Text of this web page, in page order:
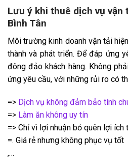
Lưu ý khi thuê dịch vụ vận
Bình Tân
Môi trường kinh doanh vận tải
thành và phát triển. Để đáp ứng
đông đảo khách hàng. Không
ứng yêu cầu, với những rủi ro có
=> Dịch vụ không đảm bảo tính
=> Làm ăn không uy tín
=> Chỉ vì lợi nhuận bỏ quên lợi
=. Giá rẻ nhưng không phục vụ tốt
,…